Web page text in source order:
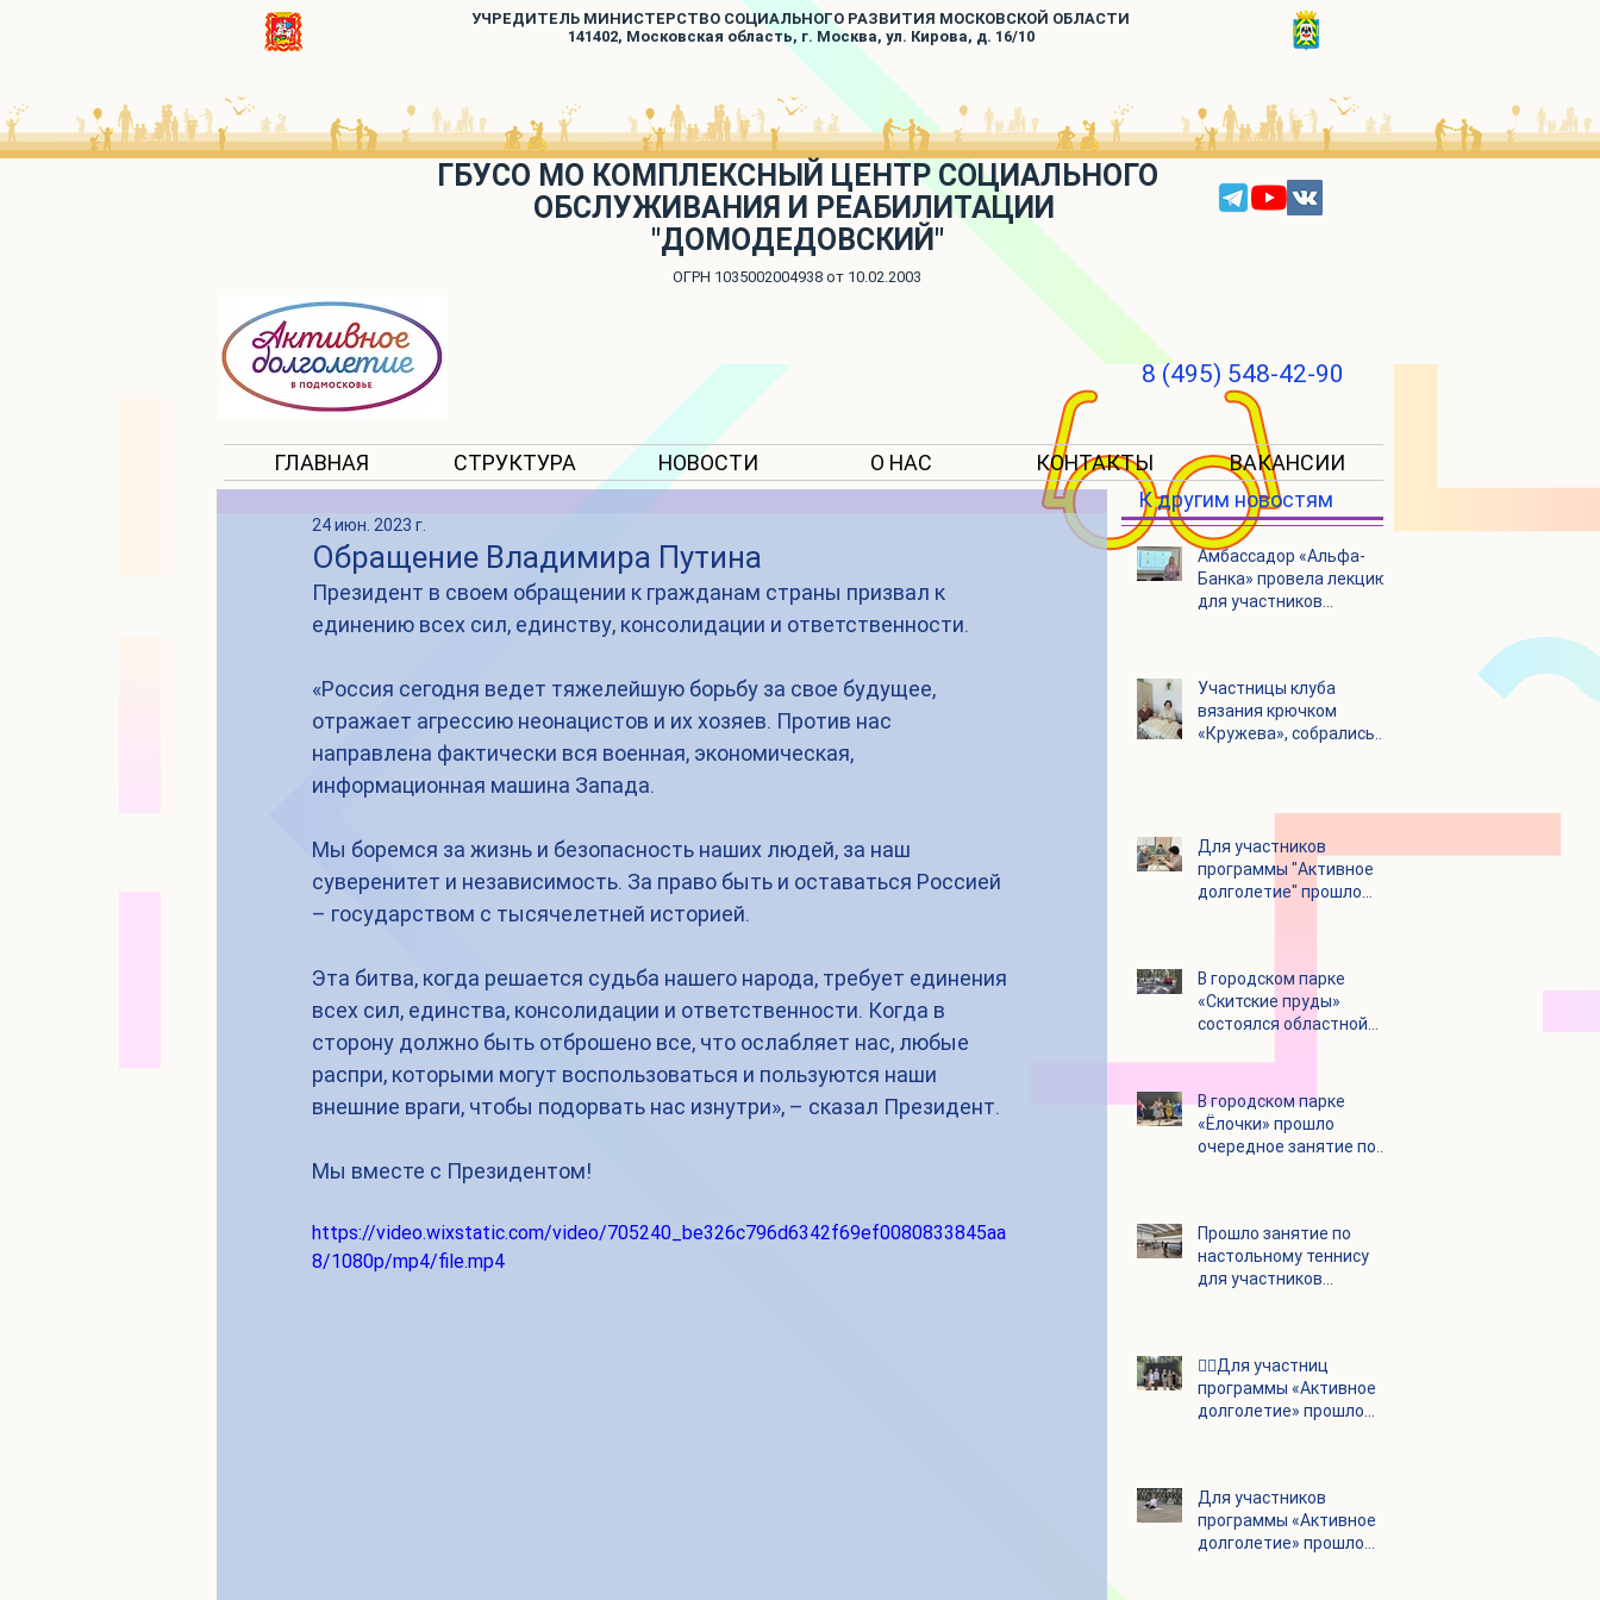
УЧРЕДИТЕЛЬ МИНИСТЕРСТВО СОЦИАЛЬНОГО РАЗВИТИЯ МОСКОВСКОЙ ОБЛАСТИ
141402, Московская область, г. Москва, ул. Кирова, д. 16/10
ГБУСО МО КОМПЛЕКСНЫЙ ЦЕНТР СОЦИАЛЬНОГО
ОБСЛУЖИВАНИЯ И РЕАБИЛИТАЦИИ
"ДОМОДЕДОВСКИЙ"
ОГРН 1035002004938 от 10.02.2003
8 (495) 548-42-90
ГЛАВНАЯ СТРУКТУРА НОВОСТИ О НАС КОНТАКТЫ ВАКАНСИИ
Обращение Владимира Путина
24 июн. 2023 г.
Президент в своем обращении к гражданам страны призвал к
единению всех сил, единству, консолидации и ответственности.
«Россия сегодня ведет тяжелейшую борьбу за свое будущее,
отражает агрессию неонацистов и их хозяев. Против нас
направлена фактически вся военная, экономическая,
информационная машина Запада.
Мы боремся за жизнь и безопасность наших людей, за наш
суверенитет и независимость. За право быть и оставаться Россией
– государством с тысячелетней историей.
Эта битва, когда решается судьба нашего народа, требует единения
всех сил, единства, консолидации и ответственности. Когда в
сторону должно быть отброшено все, что ослабляет нас, любые
распри, которыми могут воспользоваться и пользуются наши
внешние враги, чтобы подорвать нас изнутри», – сказал Президент.
Мы вместе с Президентом!
https://video.wixstatic.com/video/705240_be326c796d6342f69ef0080833845aa
8/1080p/mp4/file.mp4
К другим новостям
Амбассадор «Альфа-
Банка» провела лекцию
для участников
Участницы клуба
вязания крючком
«Кружева», собрались
Для участников
программы "Активное
долголетие" прошло
настольными играми
В городском парке
«Скитские пруды»
состоялся областной
В городском парке
«Ёлочки» прошло
очередное занятие по
Прошло занятие по
настольному теннису
для участников
👯‍♀️Для участниц
программы «Активное
долголетие» прошло
Для участников
программы «Активное
долголетие» прошло